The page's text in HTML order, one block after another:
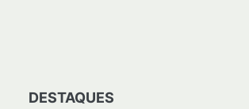
DESTAQUES